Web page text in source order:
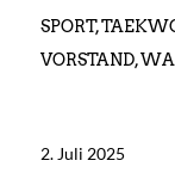
SPORT,
VORSTAND,
2. Juli 2025